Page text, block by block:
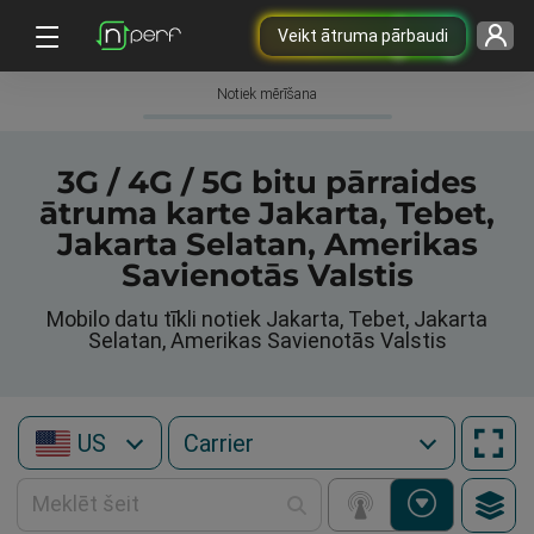
Veikt ātruma pārbaudi
Notiek mērīšana
3G / 4G / 5G bitu pārraides
ātruma karte Jakarta, Tebet,
Jakarta Selatan, Amerikas
Savienotās Valstis
Mobilo datu tīkli notiek Jakarta, Tebet, Jakarta
Selatan, Amerikas Savienotās Valstis
US